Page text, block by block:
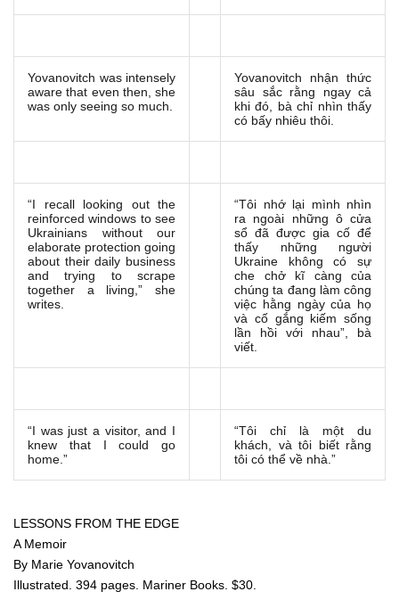
Yovanovitch was intensely
aware that even then, she
was only seeing so much.
Yovanovitch nhận thức
sâu sắc rằng ngay cả
khi đó, bà chỉ nhìn thấy
có bấy nhiêu thôi.
“I recall looking out the
reinforced windows to see
Ukrainians without our
elaborate protection going
about their daily business
and trying to scrape
together a living,” she
writes.
“Tôi nhớ lại mình nhìn
ra ngoài những ô cửa
sổ đã được gia cố để
thấy những người
Ukraine không có sự
che chở kĩ càng của
chúng ta đang làm công
việc hằng ngày của họ
và cố gắng kiếm sống
lần hồi với nhau”, bà
viết.
“I was just a visitor, and I
knew that I could go
home.”
“Tôi chỉ là một du
khách, và tôi biết rằng
tôi có thể về nhà.”
LESSONS FROM THE EDGE
A Memoir
By Marie Yovanovitch
Illustrated. 394 pages. Mariner Books. $30.